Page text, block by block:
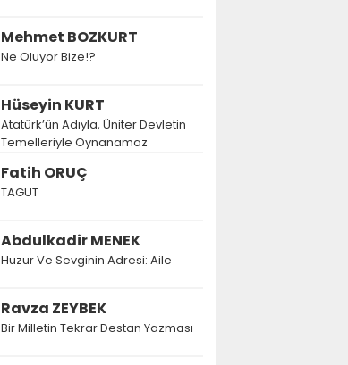
Mehmet BOZKURT
Ne Oluyor Bize!?
Hüseyin KURT
Atatürk’ün Adıyla, Üniter Devletin
Temelleriyle Oynanamaz
Fatih ORUÇ
TAGUT
Abdulkadir MENEK
Huzur Ve Sevginin Adresi: Aile
Ravza ZEYBEK
Bir Milletin Tekrar Destan Yazması